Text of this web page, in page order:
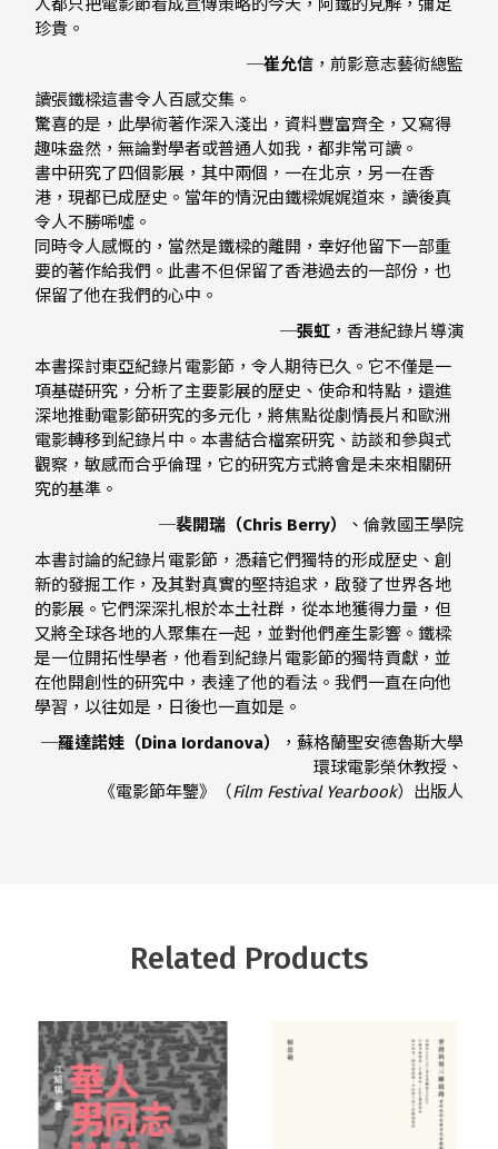
人都只把電影節看成宣傳策略的今天，阿鐵的見解，彌足
珍貴。
─崔允信 ，前影意志藝術總監
讀張鐵樑這書令人百感交集。
驚喜的是，此學術著作深入淺出，資料豐富齊全，又寫得
趣味盎然，無論對學者或普通人如我，都非常可讀。
書中研究了四個影展，其中兩個，一在北京，另一在香
港，現都已成歷史。當年的情況由鐵樑娓娓道來，讀後真
令人不勝唏噓。
同時令人感慨的，當然是鐵樑的離開，幸好他留下一部重
要的著作給我們。此書不但保留了香港過去的一部份，也
保留了他在我們的心中。
─張虹 ，香港紀錄片導演
本書探討東亞紀錄片電影節，令人期待已久。它不僅是一
項基礎研究，分析了主要影展的歷史、使命和特點，還進
深地推動電影節研究的多元化，將焦點從劇情長片和歐洲
電影轉移到紀錄片中。本書結合檔案研究、訪談和參與式
觀察，敏感而合乎倫理，它的研究方式將會是未來相關研
究的基準。
─裴開瑞（Chris Berry）
、倫敦國王學院
本書討論的紀錄片電影節，憑藉它們獨特的形成歷史、創
新的發掘工作，及其對真實的堅持追求，啟發了世界各地
的影展。它們深深扎根於本土社群，從本地獲得力量，但
又將全球各地的人聚集在一起，並對他們產生影響。鐵樑
是一位開拓性學者，他看到紀錄片電影節的獨特貢獻，並
在他開創性的研究中，表達了他的看法。我們一直在向他
學習，以往如是，日後也一直如是。
─羅達諾娃（Dina Iordanova）
，蘇格蘭聖安德魯斯大學
環球電影榮休教授、
《電影節年鑒》（Film Festival Yearbook）出版人
Related Products